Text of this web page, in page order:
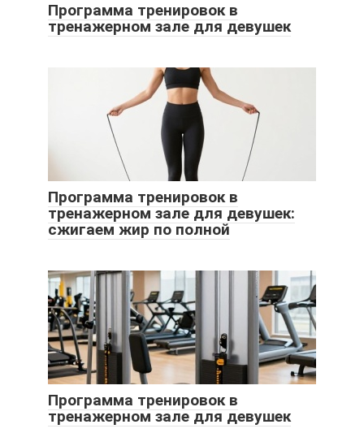
Программа тренировок в
тренажерном зале для девушек
Программа тренировок в
тренажерном зале для девушек:
сжигаем жир по полной
Программа тренировок в
тренажерном зале для девушек